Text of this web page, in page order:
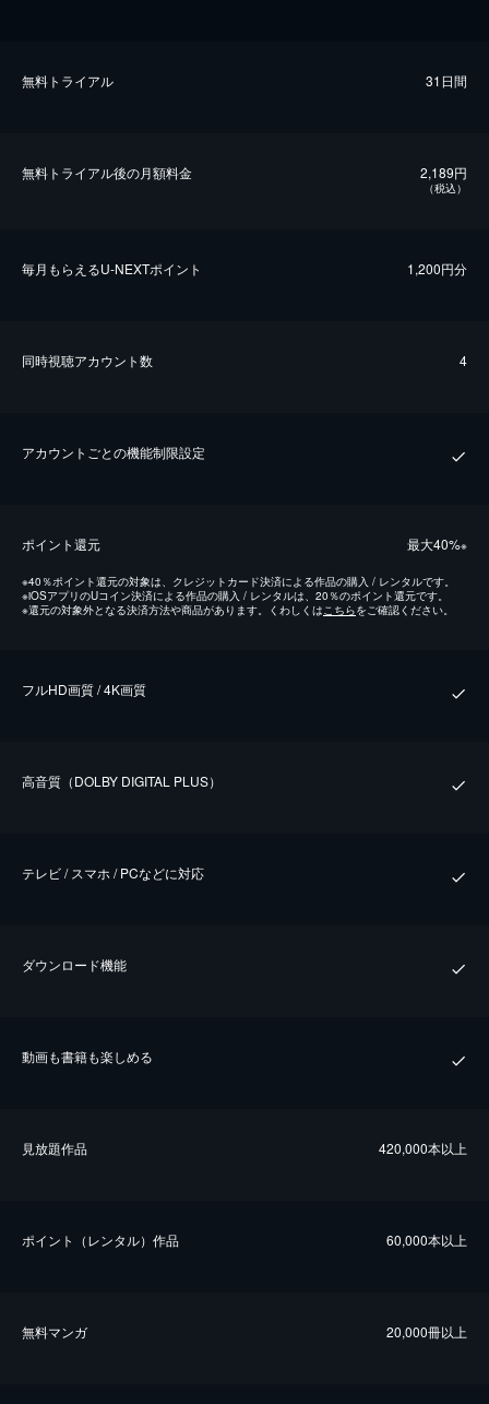
無料トライアル 31日間
無料トライアル後の⽉額料金 2,189円
（税込）
毎⽉もらえるU-NEXTポイント 1,200円分
同時視聴アカウント数 4
アカウントごとの機能制限設定
ポイント還元 最⼤40%※
※40％ポイント還元の対象は、クレジットカード決済による作品の購入 / レンタルです。
※iOSアプリのUコイン決済による作品の購入 / レンタルは、20％のポイント還元です。
※還元の対象外となる決済方法や商品があります。くわしくはこちらをご確認ください。
フルHD画質 / 4K画質
⾼⾳質（DOLBY DIGITAL PLUS）
テレビ / スマホ / PCなどに対応
ダウンロード機能
動画も書籍も楽しめる
⾒放題作品 420,000本以上
ポイント（レンタル）作品 60,000本以上
無料マンガ 20,000冊以上